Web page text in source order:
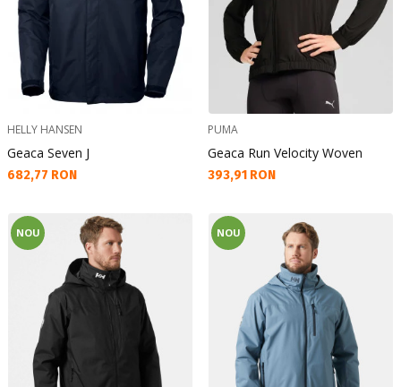
HELLY HANSEN
Geaca Seven J
Текуща цена:
682,77 RON
PUMA
Geaca Run Velocity Woven
Текуща цена:
393,91 RON
NOU NOU